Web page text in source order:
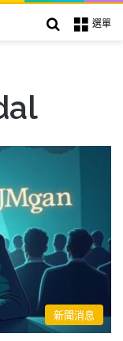
選單
搜索
新聞消息